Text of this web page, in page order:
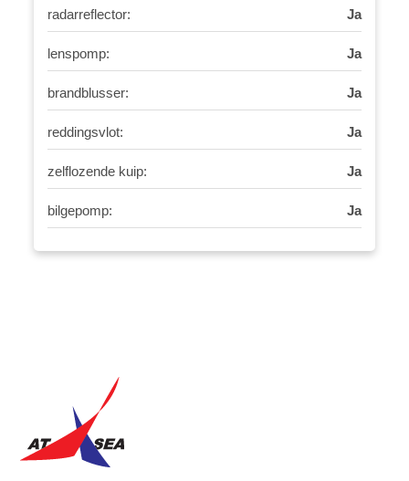
radarreflector: Ja
lenspomp: Ja
brandblusser: Ja
reddingsvlot: Ja
zelflozende kuip: Ja
bilgepomp: Ja